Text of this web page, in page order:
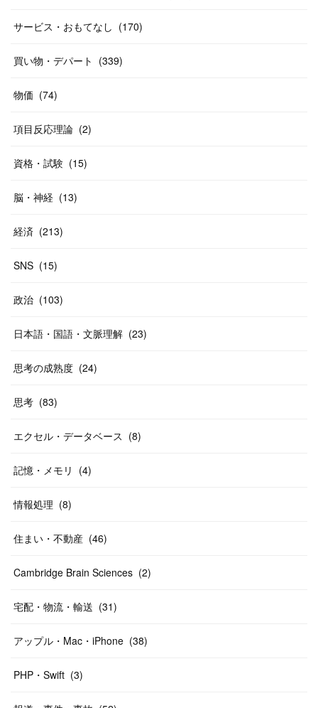
(46
(31
58)
10
サービス・おもてなし (170)
買い物・デパート (339)
物価 (74)
項目反応理論 (2)
資格・試験 (15)
脳・神経 (13)
経済 (213)
SNS (15)
政治 (103)
日本語・国語・文脈理解 (23)
思考の成熟度 (24)
思考 (83)
エクセル・データベース (8)
記憶・メモリ (4)
情報処理 (8)
住まい・不動産 (46)
Cambridge Brain Sciences (2)
宅配・物流・輸送 (31)
アップル・Mac・iPhone (38)
PHP・Swift (3)